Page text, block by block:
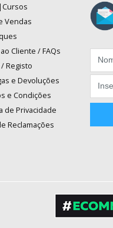
Vendas
Cliente / FAQs
Registo
e Devoluções
e Condições
de Privacidade
Reclamações